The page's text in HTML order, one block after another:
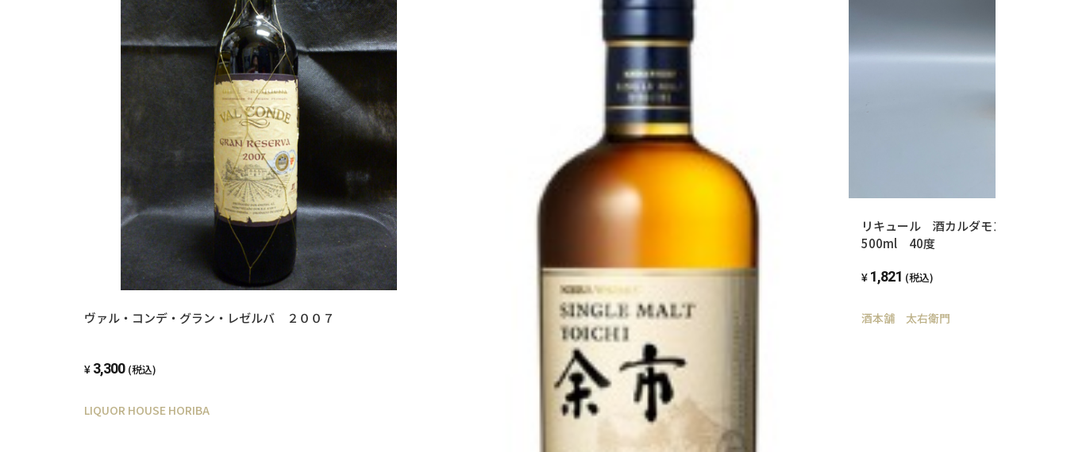
ヴァル・コンデ・グラン・レゼルバ ２００７
3,300 (税込)
LIQUOR HOUSE HORIBA
リキュール 酒カルダモンレモン
500ml 40度
1,821 (税込)
酒本舗 太右衛門